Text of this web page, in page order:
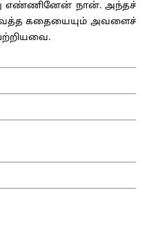
எண்ணினேன் நான். அந்தச்
கதையையும் அவளைச்